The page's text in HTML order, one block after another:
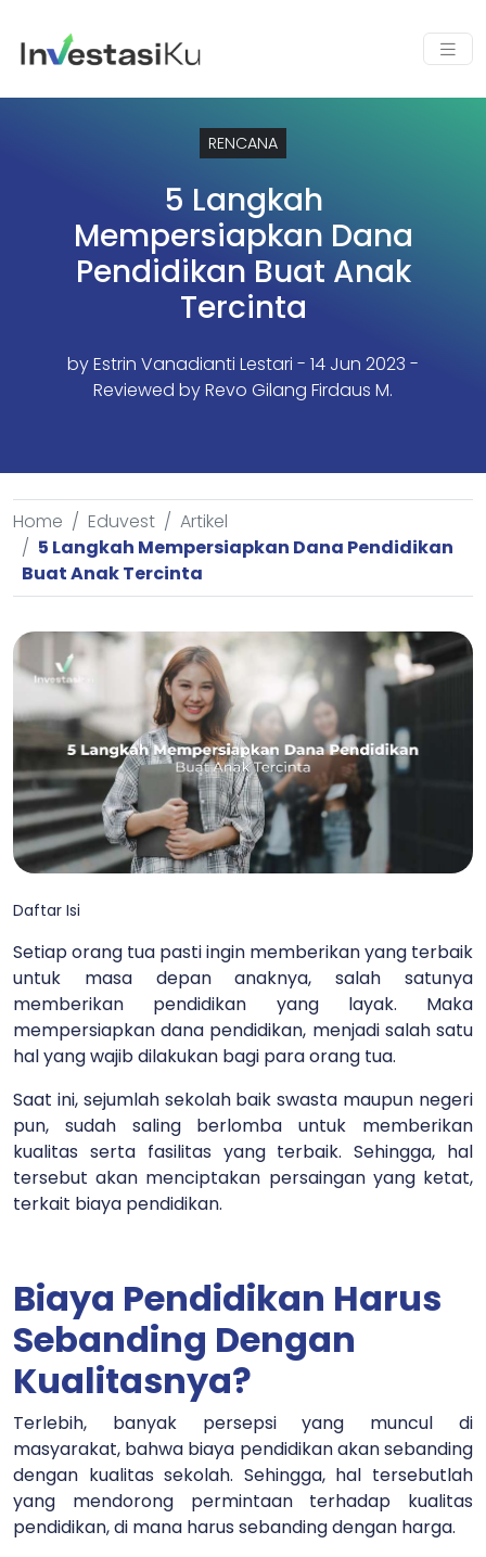
RENCANA
5 Langkah
Mempersiapkan Dana
Pendidikan Buat Anak
Tercinta
byEstrin Vanadianti Lestari - 14 Jun 2023 -
Reviewed by Revo Gilang Firdaus M.
Home Eduvest
Artikel
5 Langkah Mempersiapkan Dana Pendidikan
Buat Anak Tercinta
Daftar Isi
Setiap orang tua pasti ingin memberikan yang terbaik
untuk masa depan anaknya, salah satunya
memberikan pendidikan yang layak. Maka
mempersiapkan dana pendidikan, menjadi salah satu
hal yang wajib dilakukan bagi para orang tua.
Saat ini, sejumlah sekolah baik swasta maupun negeri
pun, sudah saling berlomba untuk memberikan
kualitas serta fasilitas yang terbaik. Sehingga, hal
tersebut akan menciptakan persaingan yang ketat,
terkait biaya pendidikan.
Biaya Pendidikan Harus
Sebanding Dengan
Kualitasnya?
Terlebih, banyak persepsi yang muncul di
masyarakat, bahwa biaya pendidikan akan sebanding
dengan kualitas sekolah. Sehingga, hal tersebutlah
yang mendorong permintaan terhadap kualitas
pendidikan, di mana harus sebanding dengan harga.